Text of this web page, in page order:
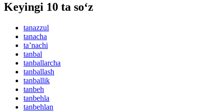
Keyingi 10 ta so‘z
tanazzul
tanacha
taʼnachi
tanbal
tanballarcha
tanballash
tanballik
tanbeh
tanbehla
tanbehlan